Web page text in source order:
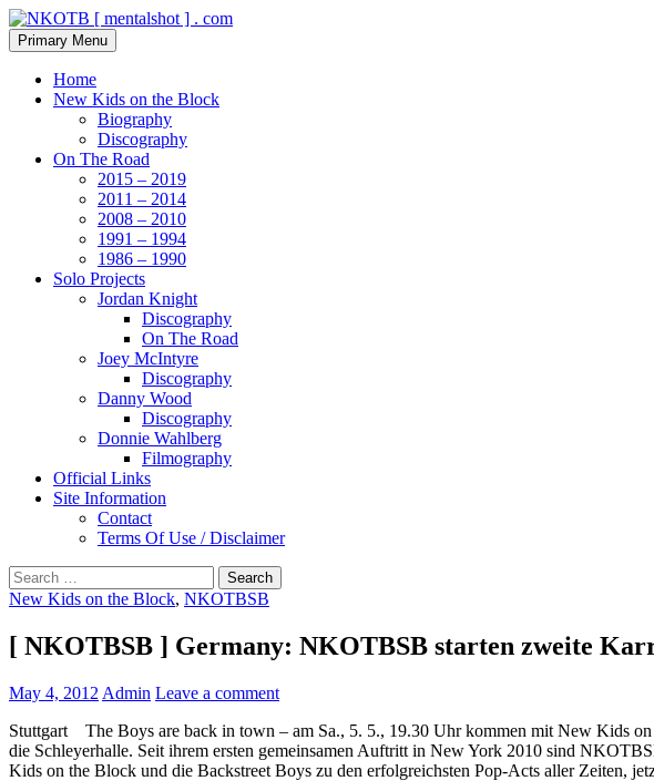
Skip
to
content
NKOTB [ mentalshot ] . com
Search
Primary Menu
Home
New Kids on the Block
Biography
Discography
On The Road
2015 – 2019
2011 – 2014
2008 – 2010
1991 – 1994
1986 – 1990
Solo Projects
Jordan Knight
Discography
On The Road
Joey McIntyre
Discography
Danny Wood
Discography
Donnie Wahlberg
Filmography
Official Links
Site Information
Contact
Terms Of Use / Disclaimer
Search
for:
New Kids on the Block, NKOTBSB
[ NKOTBSB ] Germany: NKOTBSB starten zweite
May 4, 2012 Admin Leave a comment
Stuttgart The Boys are back in town – am Sa., 5. 5., 19.30 Uhr kommen mit New Kids
die Schleyerhalle. Seit ihrem ersten gemeinsamen Auftritt in New York 2010 sind
Kids on the Block und die Backstreet Boys zu den erfolgreichsten Pop-Acts aller Zeiten,